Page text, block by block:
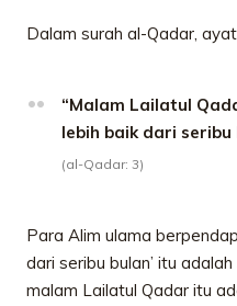
Dalam surah al-Qadar,
“Malam Lailatul
lebih baik dari seribu
(al-Qadar: 3)
Para Alim ulama
dari seribu bulan’ itu
malam Lailatul Qadar itu